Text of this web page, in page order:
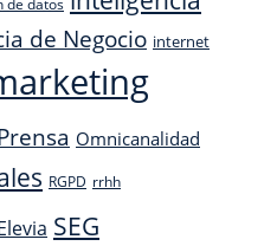
de Negocio internet
Omnicanalidad
RGPD rrhh
SEG